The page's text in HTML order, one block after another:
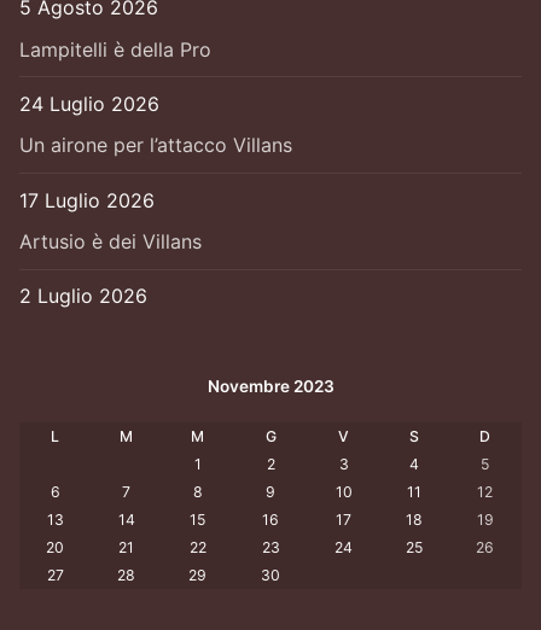
5 Agosto 2026
Lampitelli è della Pro
24 Luglio 2026
Un airone per l’attacco Villans
17 Luglio 2026
Artusio è dei Villans
2 Luglio 2026
Novembre 2023
L M M G V S
D
1
2 3 4
5
6
7 8 9 10 11
12
13
14 15 16 17 18
19
20
21 22 23 24 25
26
27
28 29 30